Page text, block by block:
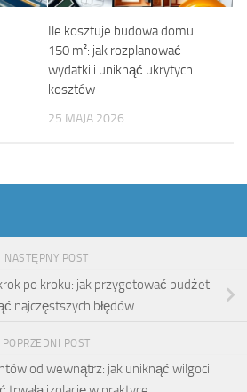
Ile kosztuje budowa domu
150 m²: jak rozplanować
wydatki i uniknąć ukrytych
kosztów
25 MAJA 2026
NASTĘPNY POST
po kroku: jak przygotować budżet
najczęstszych błędów
POPRZEDNI POST
od wewnątrz: jak uniknąć wilgoci